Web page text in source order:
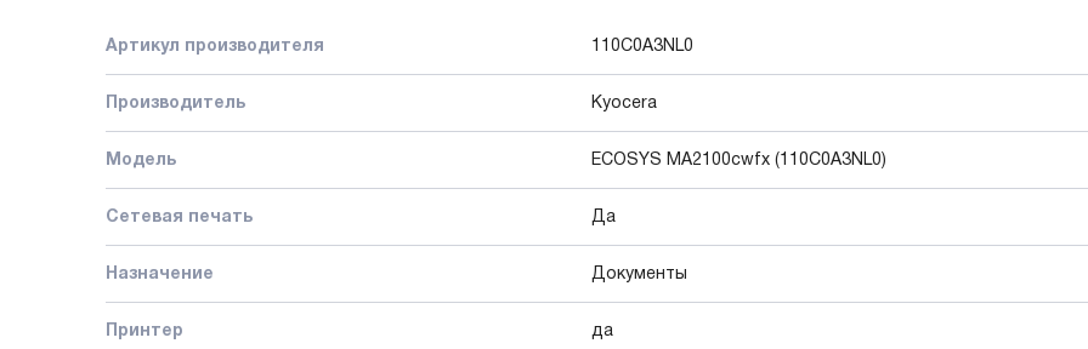
Артикул производителя 110C0A3NL0
Производитель Kyocera
Модель ECOSYS MA2100cwfx (110C0A3NL0)
Сетевая печать Да
Назначение Документы
Принтер да